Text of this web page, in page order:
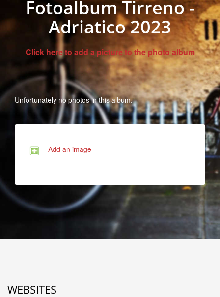
Fotoalbum Tirreno -
Adriatico 2023
Click here to add a picture to the photo album
Unfortunately no photos in this album.
Add an image
WEBSITES